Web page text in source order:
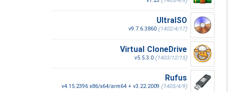
UltraISO
v9.7.6.3860 (1402/4/17)
Virtual CloneDrive
v5.5.3.0 (1403/12/15)
Rufus
v4.15.2396 x86/x64/arm64 + v3.22.2009 (1405/4/9)